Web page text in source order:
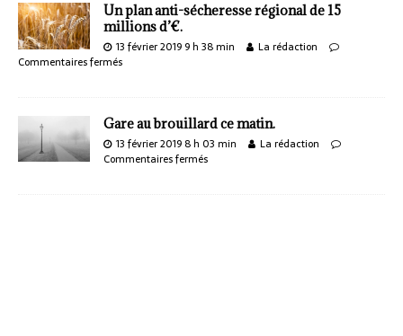
Un plan anti-sécheresse régional de 15
millions d’€.
13 février 2019 9 h 38 min
La rédaction
Commentaires fermés
Gare au brouillard ce matin.
13 février 2019 8 h 03 min
La rédaction
Commentaires fermés